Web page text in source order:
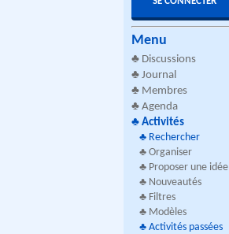
Menu
♣ Discussions
♣ Journal
♣ Membres
♣ Agenda
♣ Activités
♣ Rechercher
♣ Organiser
♣ Proposer une idée
♣ Nouveautés
♣ Filtres
♣ Modèles
♣ Activités passées